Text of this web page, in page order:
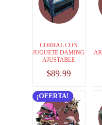
CORRAL CON
JUGUETE DAMING
AJUSTABLE
$89.99
¡OFERTA!